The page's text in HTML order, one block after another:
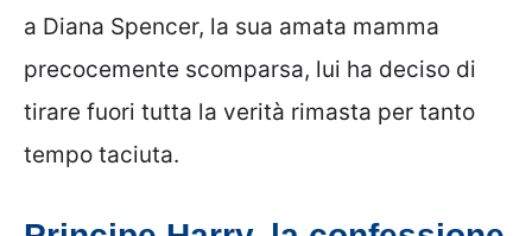
a Diana Spencer, la sua amata mamma
precocemente scomparsa, lui ha deciso di
tirare fuori tutta la verità rimasta per tanto
tempo taciuta.